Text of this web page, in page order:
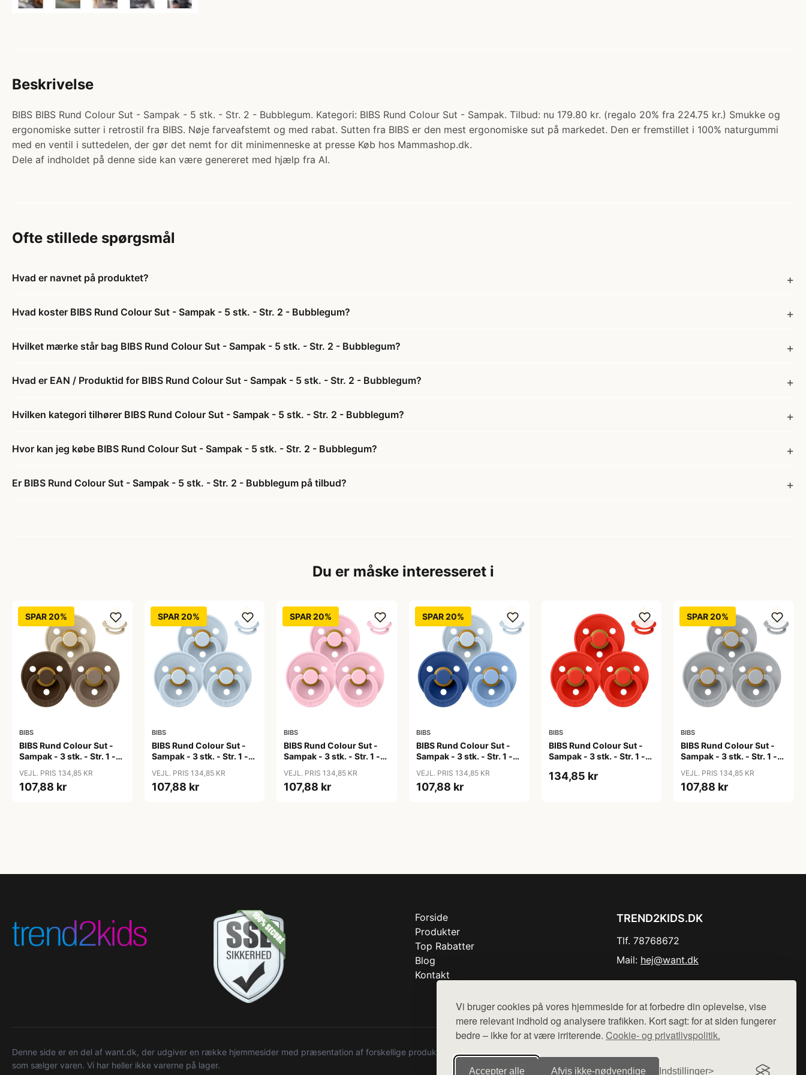
Vi bruger cookies på vores hjemmeside for at forbedre din oplevelse, vise
mere relevant indhold og analysere trafikken. Kort sagt: for at siden fungerer
bedre – ikke for at være irriterende. Cookie- og privatlivspolitik.
Accepter alle Afvis ikke‑nødvendige Indstillinger
Beskrivelse
BIBS BIBS Rund Colour Sut - Sampak - 5 stk. - Str. 2 - Bubblegum. Kategori: BIBS Rund Colour Sut - Sampak. Tilbud: nu 179.80 kr. (regalo 20% fra 224.75 kr.) Smukke og
ergonomiske sutter i retrostil fra BIBS. Nøje farveafstemt og med rabat. Sutten fra BIBS er den mest ergonomiske sut på markedet. Den er fremstillet i 100% naturgummi
med en ventil i suttedelen, der gør det nemt for dit minimenneske at presse Køb hos Mammashop.dk.
Dele af indholdet på denne side kan være genereret med hjælp fra AI.
Ofte stillede spørgsmål
Hvad er navnet på produktet?
Hvad koster BIBS Rund Colour Sut - Sampak - 5 stk. - Str. 2 - Bubblegum?
Hvilket mærke står bag BIBS Rund Colour Sut - Sampak - 5 stk. - Str. 2 - Bubblegum?
Hvad er EAN / Produktid for BIBS Rund Colour Sut - Sampak - 5 stk. - Str. 2 - Bubblegum?
Hvilken kategori tilhører BIBS Rund Colour Sut - Sampak - 5 stk. - Str. 2 - Bubblegum?
Hvor kan jeg købe BIBS Rund Colour Sut - Sampak - 5 stk. - Str. 2 - Bubblegum?
Er BIBS Rund Colour Sut - Sampak - 5 stk. - Str. 2 - Bubblegum på tilbud?
Du er måske interesseret i
SPAR 20%
BIBS
BIBS Rund Colour Sut -
Sampak - 3 stk. - Str. 1 -
VEJL. PRIS 134,85 KR
107,88 kr
SPAR 20%
BIBS
BIBS Rund Colour Sut -
Sampak - 3 stk. - Str. 1 -
VEJL. PRIS 134,85 KR
107,88 kr
SPAR 20%
BIBS
BIBS Rund Colour Sut -
Sampak - 3 stk. - Str. 1 -
VEJL. PRIS 134,85 KR
107,88 kr
SPAR 20%
BIBS
BIBS Rund Colour Sut -
Sampak - 3 stk. - Str. 1 -
VEJL. PRIS 134,85 KR
107,88 kr
BIBS
BIBS Rund Colour Sut -
Sampak - 3 stk. - Str. 1 -
134,85 kr
SPAR 20%
BIBS
BIBS Rund Colour Sut -
Sampak - 3 stk. - Str. 1 -
VEJL. PRIS 134,85 KR
107,88 kr
Forside
Produkter
Top Rabatter
Blog
Kontakt
TREND2KIDS.DK
Tlf. 78768672
Mail: hej@want.dk
Denne side er en del af want.dk, der udgiver en række hjemmesider med præsentation af forskellige produkter fra diverse webshops. Der sælges ikke varer fra denne side - vi henviser til de shops,
som sælger varen. Vi har heller ikke varerne på lager.